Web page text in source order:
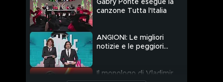
Gabry Ponte esegue la
canzone Tutta l'Italia
ANGIONI: Le migliori
notizie e le peggiori
Luxuria
Il monologo di Vladimir